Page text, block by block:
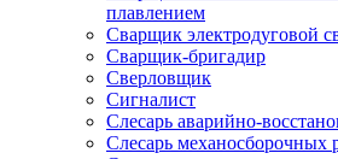
плавлением
Сварщик электродуговой
Сварщик-бригадир
Сверловщик
Сигналист
Слесарь аварийно-
Слесарь механосборочных